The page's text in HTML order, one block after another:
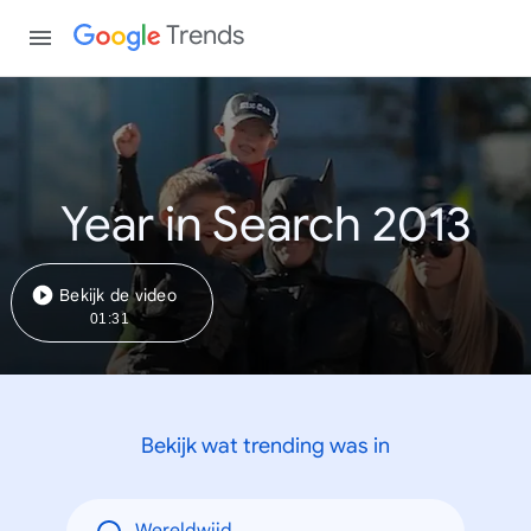
Trends
Year in Search 2013
Bekijk de video
01:31
Bekijk wat trending was in